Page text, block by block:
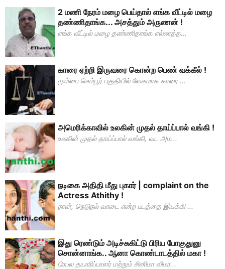
2 மணி நேரம் மழை பெய்தால் எங்க வீட்டில் மழை
தண்ணிதாங்க... அசத்தும் அருணன் !
எங்க வீட்டில் மழை தண்ணிதாங்க எல்லாத்த...
காரை ஏற்றி இருவரை கொன்ற பெண் வக்கீல் !
மும்பை செம்பூர் பகுதியில் வேகமாக காரை ...
அமெரிக்காவில் உலகின் முதல் தாய்ப்பால் வங்கி !
உலகின் முதல் தாய்ப்பால் வங்கி, வட அம...
நடிகை அதிதி மீது புகார் | complaint on the
Actress Athithy !
நான், நெடுநல் வாடை என்ற படத்தை இயக்கி ...
இது ரெண்டும் அடிச்சுகிட்டு பிரிய போகுதுனு
சொன்னாங்க.. ஆனா கொண்டாடத்தில் மகா !
பிரபல தயாரிப்பாளர் மற்றும் சினிமா விமர...